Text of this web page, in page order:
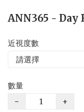
ANN365 - Day
近視度數
數量
−
+